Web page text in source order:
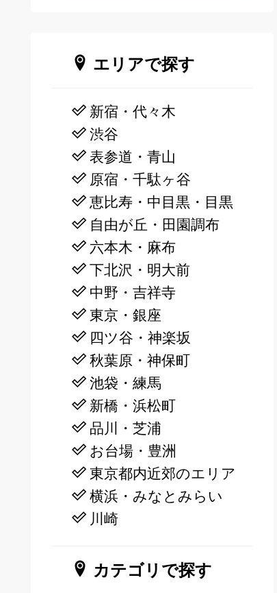
エリアで探す
新宿・代々木
渋谷
表参道・青山
原宿・千駄ヶ谷
恵比寿・中目黒・目黒
自由が丘・田園調布
六本木・麻布
下北沢・明大前
中野・吉祥寺
東京・銀座
四ツ谷・神楽坂
秋葉原・神保町
池袋・練馬
新橋・浜松町
品川・芝浦
お台場・豊洲
東京都内近郊のエリア
横浜・みなとみらい
川崎
カテゴリで探す